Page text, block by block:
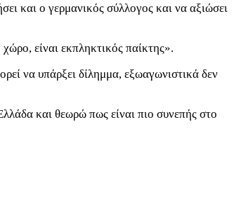
και ο γερμανικός σύλλογος και να αξιώσει
είναι εκπληκτικός παίκτης».
να υπάρξει δίλημμα, εξωαγωνιστικά δεν
και θεωρώ πως είναι πιο συνεπής στο